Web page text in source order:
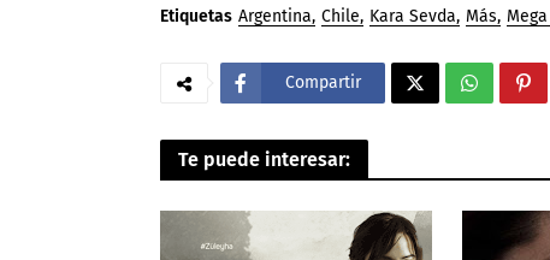
Etiquetas Argentina Chile Kara Sevda Más
Compartir
Te puede interesar: